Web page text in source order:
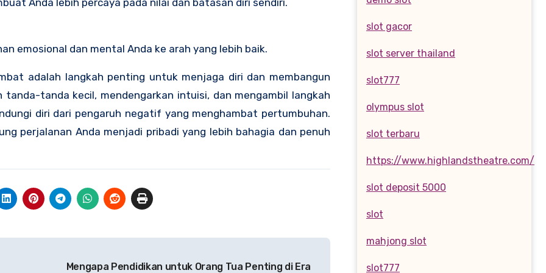
emosional dan mental Anda ke arah yang lebih baik.
adalah langkah penting untuk menjaga diri dan membangun
tanda kecil, mendengarkan intuisi, dan mengambil langkah
diri dari pengaruh negatif yang menghambat pertumbuhan.
perjalanan Anda menjadi pribadi yang lebih bahagia dan penuh
Mengapa Pendidikan untuk Orang Tua Penting di Era
slot gacor
slot server thailand
slot777
olympus slot
slot terbaru
https://www.highlandstheatre.com/
slot deposit 5000
slot
mahjong slot
slot777